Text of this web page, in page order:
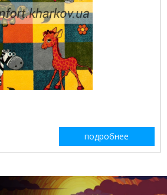
подробнее